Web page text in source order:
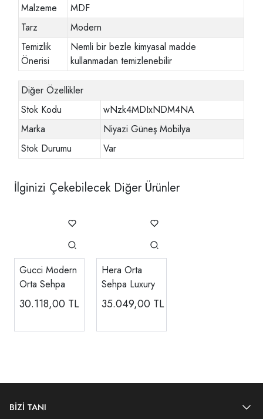
Malzeme
MDF
Tarz
Modern
Temizlik
Önerisi
Nemli bir bezle kimyasal madde
kullanmadan temizlenebilir
Diğer Özellikler
Stok Kodu
wNzk4MDIxNDM4NA
Marka
Niyazi Güneş Mobilya
Stok Durumu
Var
İlginizi Çekebilecek Diğer Ürünler
Gucci Modern
Orta Sehpa
30.118,00 TL
Hera Orta
Sehpa Luxury
35.049,00 TL
BİZİ TANI